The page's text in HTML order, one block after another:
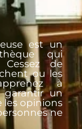
est un
qui
de
ou les
à
garantir un
les opinions
ne